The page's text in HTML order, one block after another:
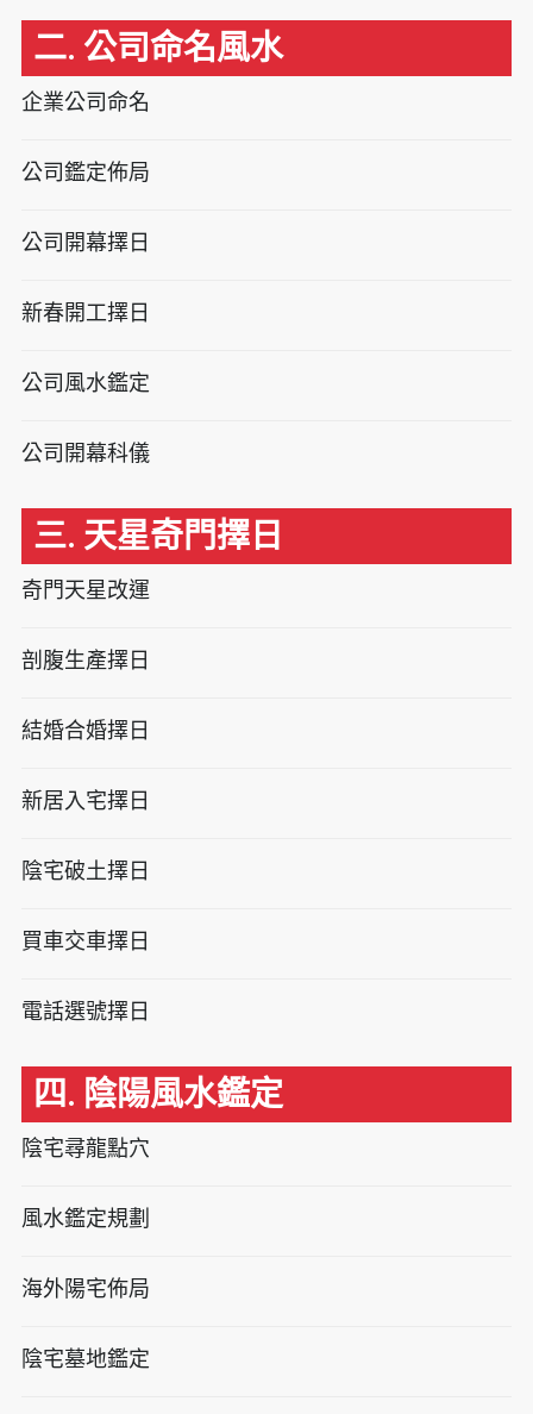
二. 公司命名風水
企業公司命名
公司鑑定佈局
公司開幕擇日
新春開工擇日
公司風水鑑定
公司開幕科儀
三. 天星奇門擇日
奇門天星改運
剖腹生產擇日
結婚合婚擇日
新居入宅擇日
陰宅破土擇日
買車交車擇日
電話選號擇日
四. 陰陽風水鑑定
陰宅尋龍點穴
風水鑑定規劃
海外陽宅佈局
陰宅墓地鑑定